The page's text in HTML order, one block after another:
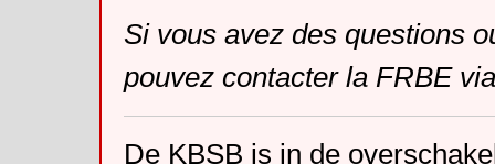
Si vous avez des questions
pouvez contacter la FRBE
De KBSB is in de